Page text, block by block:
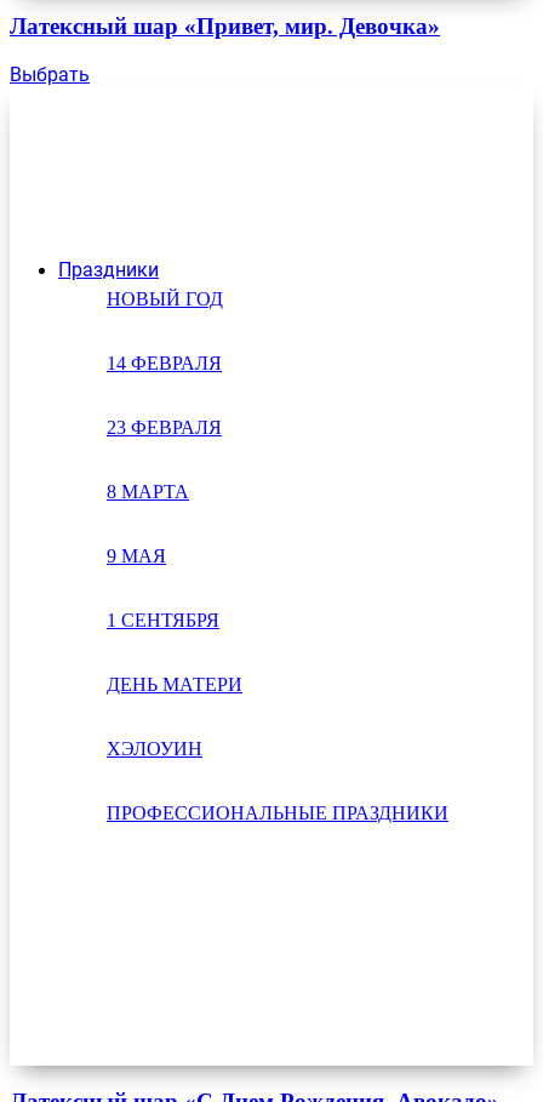
Праздники
НОВЫЙ ГОД
14 ФЕВРАЛЯ
23 ФЕВРАЛЯ
8 МАРТА
9 МАЯ
1 СЕНТЯБРЯ
ДЕНЬ МАТЕРИ
ХЭЛОУИН
ПРОФЕССИОНАЛЬНЫЕ ПРАЗДНИКИ
Латексный шар «Привет, мир. Девочка»
Выбрать